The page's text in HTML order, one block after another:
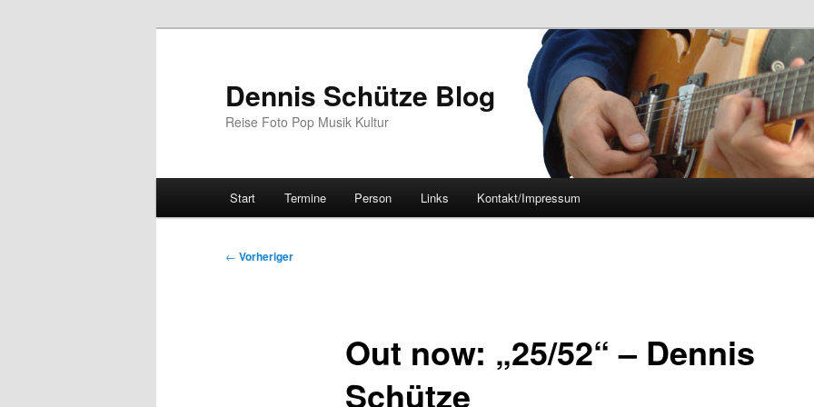
Dennis Schütze Blog
Reise Foto Pop Musik Kultur
Start Termine Person Links Kontakt/Impressum
Beitragsnavigation
← Vorheriger
Out now: „25/52“ – Dennis
Schütze